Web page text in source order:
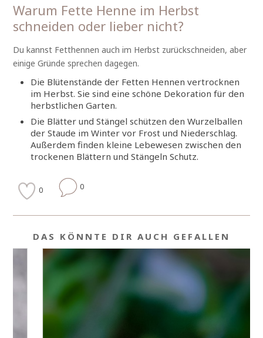
Warum Fette Henne im Herbst
schneiden oder lieber nicht?
Du kannst Fetthennen auch im Herbst zurückschneiden, aber
einige Gründe sprechen dagegen.
Die Blütenstände der Fetten Hennen vertrocknen
im Herbst. Sie sind eine schöne Dekoration für den
herbstlichen Garten.
Die Blätter und Stängel schützen den Wurzelballen
der Staude im Winter vor Frost und Niederschlag.
Außerdem finden kleine Lebewesen zwischen den
trockenen Blättern und Stängeln Schutz.
0 0
DAS KÖNNTE DIR AUCH GEFALLEN